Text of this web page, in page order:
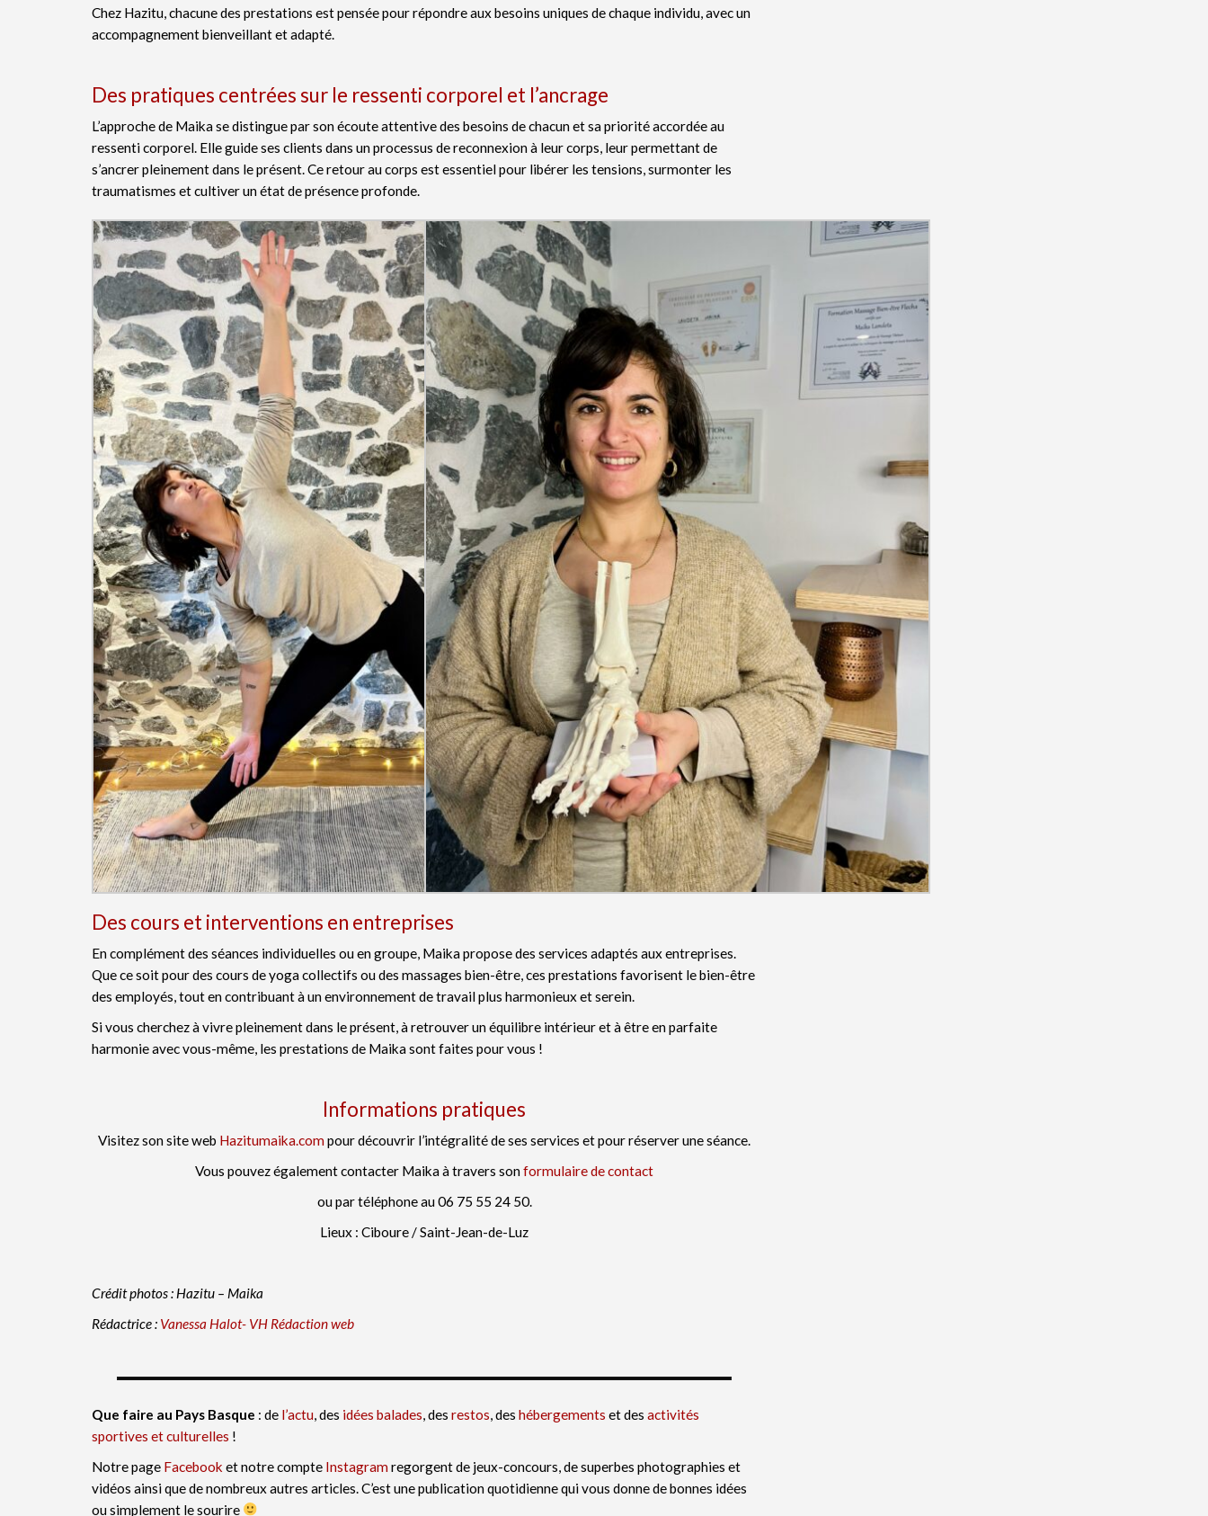
Chez Hazitu, chacune des prestations est pensée pour répondre aux besoins uniques de chaque individu, avec un
accompagnement bienveillant et adapté.
Des pratiques centrées sur le ressenti corporel et l’ancrage
L’approche de Maika se distingue par son écoute attentive des besoins de chacun et sa priorité accordée au
ressenti corporel. Elle guide ses clients dans un processus de reconnexion à leur corps, leur permettant de
s’ancrer pleinement dans le présent. Ce retour au corps est essentiel pour libérer les tensions, surmonter les
traumatismes et cultiver un état de présence profonde.
Des cours et interventions en entreprises
En complément des séances individuelles ou en groupe, Maika propose des services adaptés aux entreprises.
Que ce soit pour des cours de yoga collectifs ou des massages bien-être, ces prestations favorisent le bien-être
des employés, tout en contribuant à un environnement de travail plus harmonieux et serein.
Si vous cherchez à vivre pleinement dans le présent, à retrouver un équilibre intérieur et à être en parfaite
harmonie avec vous-même, les prestations de Maika sont faites pour vous !
Informations pratiques
Visitez son site web Hazitumaika.compour découvrir l’intégralité de ses services et pour réserver une séance.
Vous pouvez également contacter Maika à travers sonformulaire de contact
ou par téléphone au 06 75 55 24 50.
Lieux : Ciboure / Saint-Jean-de-Luz
Crédit photos : Hazitu – Maika
Rédactrice : Vanessa Halot- VH Rédaction web
Que faire au Pays Basque : de l’actu, des idées balades, des restos, des hébergements et des activités
sportives et culturelles !
Notre page Facebook et notre compte Instagramregorgent de jeux-concours, de superbes photographies et
vidéos ainsi que de nombreux autres articles. C’est une publication quotidienne qui vous donne de bonnes idées
ou simplement le sourire